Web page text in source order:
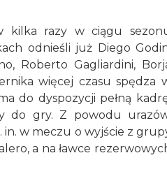
kilka razy w ciągu
odnieśli już Diego
Roberto Gagliardini,
więcej czasu spędza
do dyspozycji pełną
do gry. Z powodu
in. w meczu o wyjście z
a na ławce